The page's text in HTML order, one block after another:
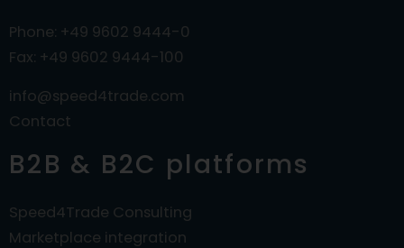
Phone: +49 9602 9444-0
Fax: +49 9602 9444-100
info@speed4trade.com
Contact
B2B & B2C platforms
Speed4Trade Consulting
Marketplace integration